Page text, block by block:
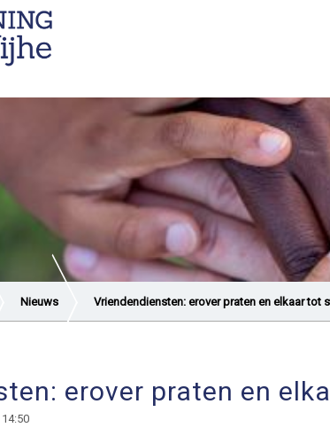
Nieuws Vriendendiensten: erover praten en elkaar tot
erover praten en